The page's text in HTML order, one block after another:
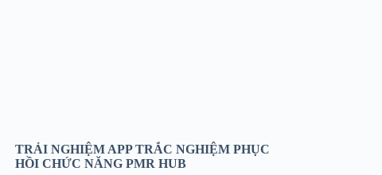
TRẢI NGHIỆM APP TRẮC NGHIỆM PHỤC
HỒI CHỨC NĂNG PMR HUB